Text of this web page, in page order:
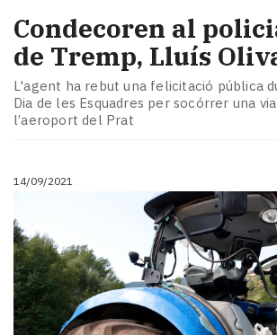
Condecoren al
de Tremp, Lluís
L'agent ha rebut una felicitació pública
Dia de les Esquadres per socórrer una
l’aeroport del Prat
14/09/2021